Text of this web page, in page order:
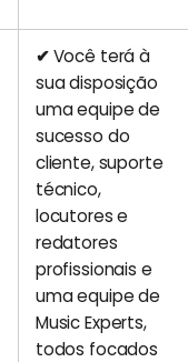
✔Você terá à
sua disposição
uma equipe de
sucesso do
cliente, suporte
técnico,
locutores e
redatores
profissionais e
uma equipe de
Music Experts,
todos focados